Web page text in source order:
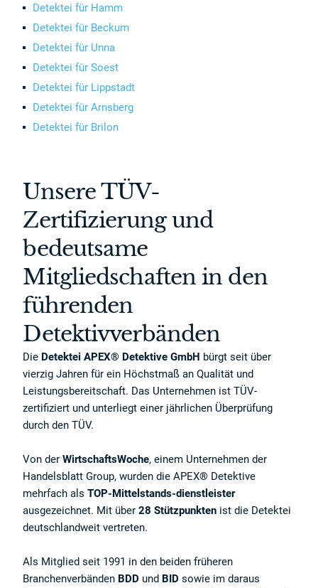
Detektei für Hamm
Detektei für Beckum
Detektei für Unna
Detektei für Soest
Detektei für Lippstadt
Detektei für Arnsberg
Detektei für Brilon
Unsere TÜV-
Zertifizierung und
bedeutsame
Mitgliedschaften in den
führenden
Detektivverbänden
Die Detektei APEX® Detektive GmbH bürgt seit über
vierzig Jahren für ein Höchstmaß an Qualität und
Leistungsbereitschaft. Das Unternehmen ist TÜV-
zertifiziert und unterliegt einer jährlichen Überprüfung
durch den TÜV.
Von derWirtschaftsWoche, einem Unternehmen der
Handelsblatt Group, wurden die APEX® Detektive
mehrfach alsTOP-Mittelstands-dienstleister
ausgezeichnet. Mit über28 Stützpunkten ist die Detektei
deutschlandweit vertreten.
Als Mitglied seit 1991 in den beiden früheren
Branchenverbänden BDD und BID sowie im daraus